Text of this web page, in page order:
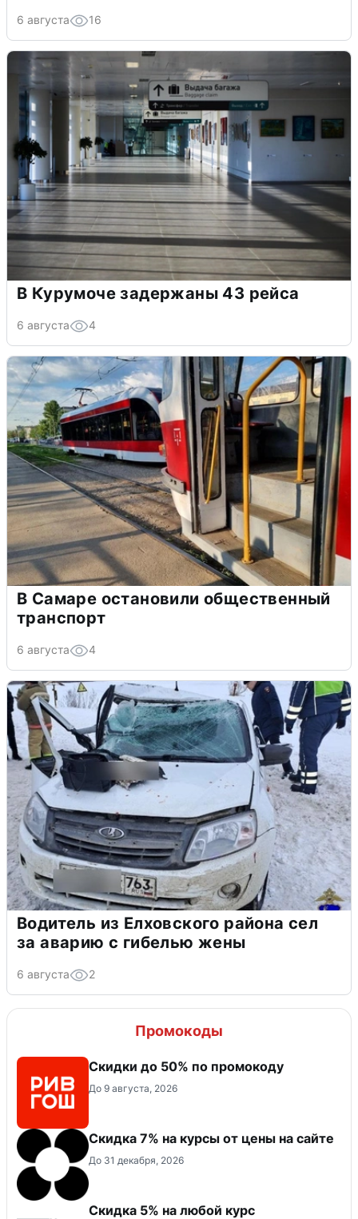
6 августа 16
В Курумоче задержаны 43 рейса
6 августа 4
В Самаре остановили общественный
транспорт
6 августа 4
Водитель из Елховского района сел
за аварию с гибелью жены
6 августа 2
Промокоды
Скидки до 50% по промокоду
До 9 августа, 2026
Скидка 7% на курсы от цены на сайте
До 31 декабря, 2026
Скидка 5% на любой курс